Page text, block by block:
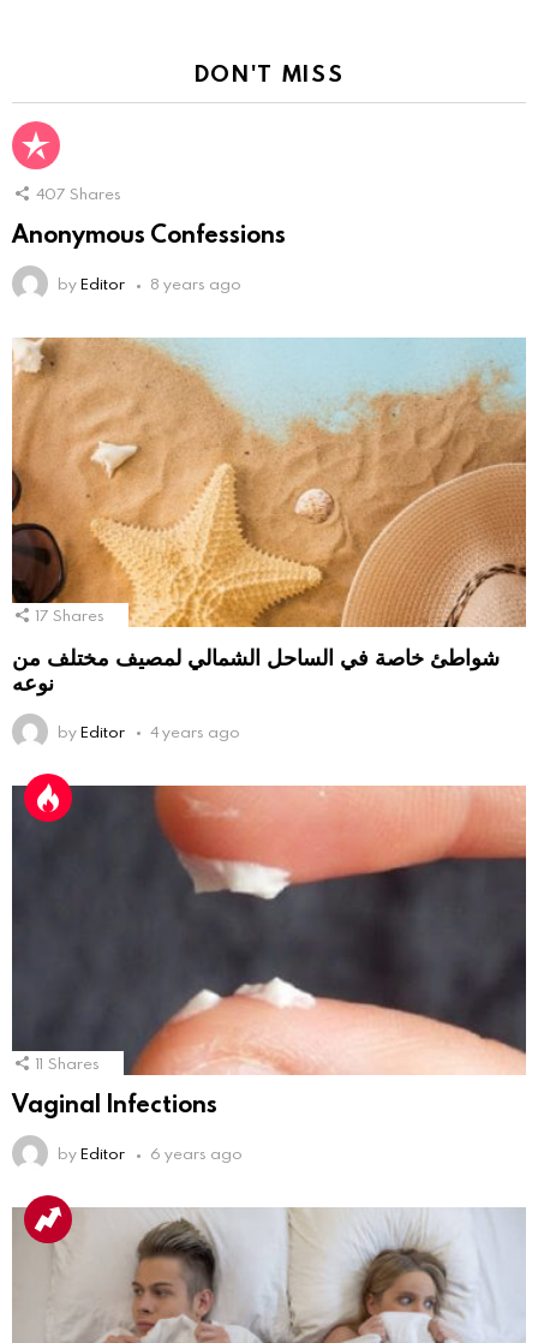
DON'T MISS
407 Shares
Anonymous Confessions
byEditor 8 years ago
17 Shares
شواطئ خاصة في الساحل الشمالي لمصيف مختلف من
نوعه
byEditor 4 years ago
11 Shares
Vaginal Infections
byEditor 6 years ago